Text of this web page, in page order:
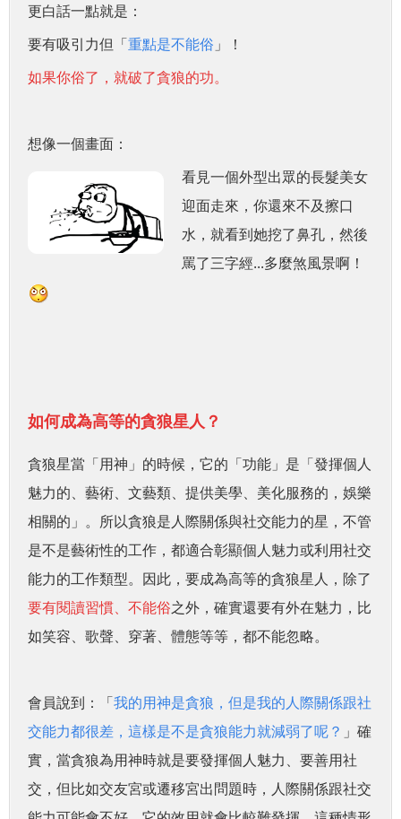
更白話一點就是：
要有吸引力但「重點是不能俗 」！
如果你俗了，就破了貪狼的功。
想像一個畫面：
看見一個外型出眾的長髮美女
迎面走來，你還來不及擦口
水，就看到她挖了鼻孔，然後
罵了三字經...多麼煞風景啊！
如何成為高等的貪狼星人？
貪狼星當「用神」的時候，它的「功能」是「發揮個人
魅力的、藝術、文藝類、提供美學、美化服務的，娛樂
相關的」。所以貪狼是人際關係與社交能力的星，不管
是不是藝術性的工作，都適合彰顯個人魅力或利用社交
能力的工作類型。因此，要成為高等的貪狼星人，除了
要有閱讀習慣、不能俗之外，確實還要有外在魅力，比
如笑容、歌聲、穿著、體態等等，都不能忽略。
會員說到：「我的用神是貪狼，但是我的人際關係跟社
交能力都很差，這樣是不是貪狼能力就減弱了呢？ 」確
實，當貪狼為用神時就是要發揮個人魅力、要善用社
交，但比如交友宮或遷移宮出問題時，人際關係跟社交